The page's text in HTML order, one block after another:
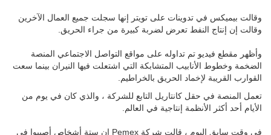
وأظهر مقطع فيديو تم تداوله على مواقع التواصل الاجتماعي المنصة
القوارب القريبة لإخماد الحريق بالخراطيم.
تعمل المنصة في حقل كانتاريل التابع للشركة ، والذي كان في يوم من
الأيام أحد أكثر الأنظمة إنتاجية في العالم.
ضغط.